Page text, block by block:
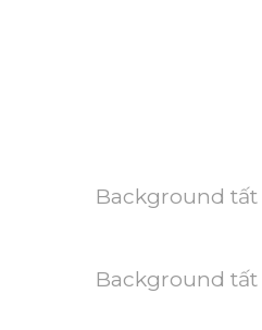
Background
Background